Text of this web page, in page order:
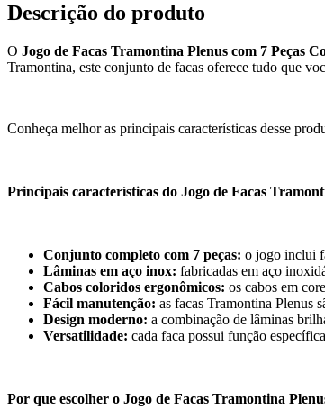
Descrição do produto
O Jogo de Facas Tramontina Plenus com 7 Peças
Tramontina, este conjunto de facas oferece tudo que
Conheça melhor as principais características desse
Principais características do Jogo de Facas
Conjunto completo com 7 peças: o jogo inclui
Lâminas em aço inox: fabricadas em aço
Cabos coloridos ergonômicos: os cabos em
Fácil manutenção: as facas Tramontina Plenus
Design moderno: a combinação de lâminas
Versatilidade: cada faca possui função
Por que escolher o Jogo de Facas Tramontina